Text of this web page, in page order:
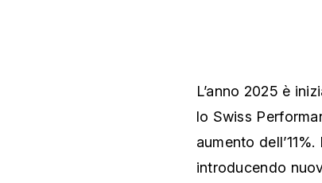
L’anno 2025 è
lo Swiss
aumento
introducendo